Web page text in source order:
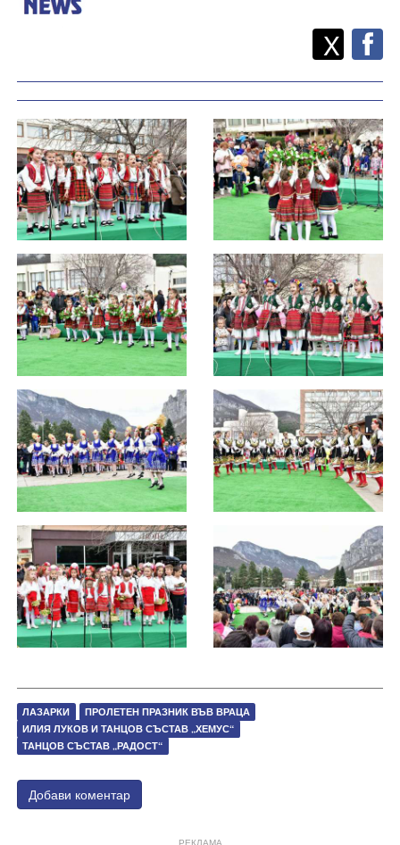
Споделете
X
ЛАЗАРКИ
ПРОЛЕТЕН ПРАЗНИК ВЪВ ВРАЦА
ИЛИЯ ЛУКОВ И ТАНЦОВ СЪСТАВ „ХЕМУС“
ТАНЦОВ СЪСТАВ „РАДОСТ“
Добави коментар
РЕКЛАМА